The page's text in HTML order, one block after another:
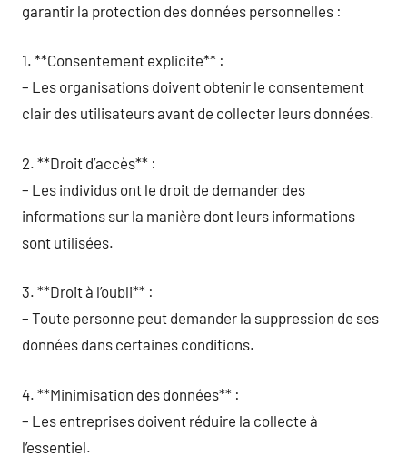
garantir la protection des données personnelles :
1. **Consentement explicite** :
– Les organisations doivent obtenir le consentement
clair des utilisateurs avant de collecter leurs données.
2. **Droit d’accès** :
– Les individus ont le droit de demander des
informations sur la manière dont leurs informations
sont utilisées.
3. **Droit à l’oubli** :
– Toute personne peut demander la suppression de ses
données dans certaines conditions.
4. **Minimisation des données** :
– Les entreprises doivent réduire la collecte à
l’essentiel.